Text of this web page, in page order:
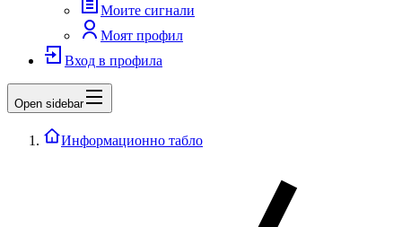
Моите сигнали
Моят профил
Вход в профила
Open sidebar
Информационно табло